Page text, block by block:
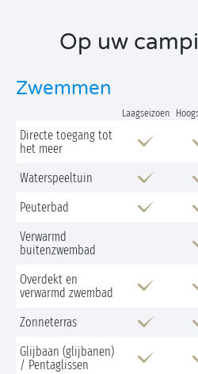
Op uw
Zwemmen
Laagseizoen
Directe toegang tot
het meer
Waterspeeltuin
Peuterbad
Verwarmd
buitenzwembad
Overdekt en
verwarmd zwembad
Zonneterras
Glijbaan (glijbanen)
/ Pentaglissen